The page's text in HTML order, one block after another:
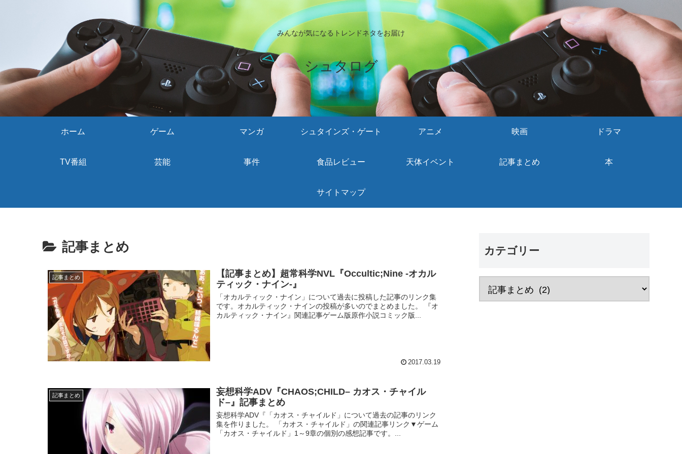
みんなが気になるトレンドネタをお届け
シュタログ
ホーム ゲーム マンガ シュタインズ・ゲート アニメ 映画 ドラマ
TV番組 芸能 事件 食品レビュー 天体イベント 記事まとめ 本
サイトマップ
記事まとめ
記事まとめ
【記事まとめ】超常科学NVL『Occultic;Nine -オカル
ティック・ナイン-』
「オカルティック・ナイン」について過去に投稿した記事のリンク集
です。オカルティック・ナインの投稿が多いのでまとめました。 『オ
カルティック・ナイン』関連記事ゲーム版原作小説コミック版...
2017.03.19
記事まとめ
妄想科学ADV『CHAOS;CHILD– カオス・チャイル
ド–』記事まとめ
妄想科学ADV『「カオス・チャイルド」について過去の記事のリンク
集を作りました。 「カオス・チャイルド」の関連記事リンク▼ゲーム
「カオス・チャイルド」1～9章の個別の感想記事です。...
カテゴリー